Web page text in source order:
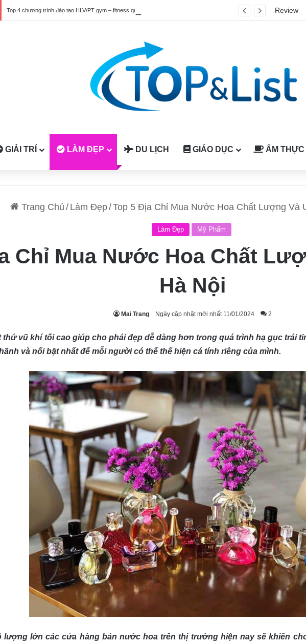
Top 4 chương trình đào tạo HLV/PT gym – fitness quốc tế được công nhận tại Việt Nam Review
GIẢI TRÍ LÀM ĐẸP DU LỊCH GIÁO DỤC ẨM THỰC
Trang Chủ / Làm Đẹp/Top 5 Địa Chỉ Mua Nước Hoa Chất Lượng Và
Làm Đẹp Mỹ Phẩm
Chỉ Mua Nước Hoa Chất
Hà Nội
Mai Trang Ngày cập nhật mới nhất 11/01/2024 2
thứ vũ khí tối cao giúp cho phái đẹp dễ dàng hơn trong quá trình hạ gục trái
và nổi bật nhất để mỗi người có thể thể hiện cá tính riêng của mình.
lượng lớn các cửa hàng bán nước hoa trên thị trường hiện nay sẽ khiến